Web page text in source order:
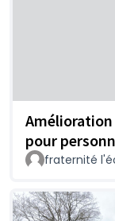
pour
fraternité